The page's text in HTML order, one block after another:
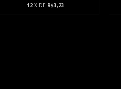
12 X DE R$3,23